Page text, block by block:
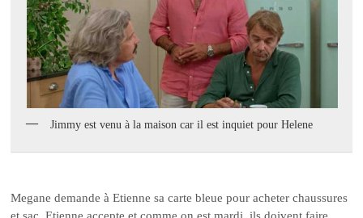
Jimmy est venu à la maison car il est inquiet pour Helene
Megane demande à Etienne sa carte bleue pour acheter chaussures